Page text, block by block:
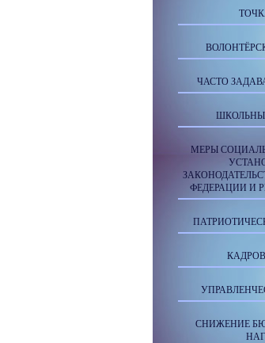
ЧАСТО
МЕРЫ
ФЕДЕРАЦИИ И
СНИЖЕНИЕ